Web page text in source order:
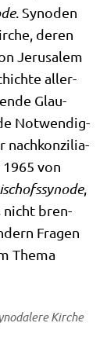
. Syn­oden
deren
Jeru­sa­lem
aller­
Glau­
Not­wen­dig­
nach­kon­zi­lia­
von
,
nicht bren­
Fra­gen
The­ma
Kir­che